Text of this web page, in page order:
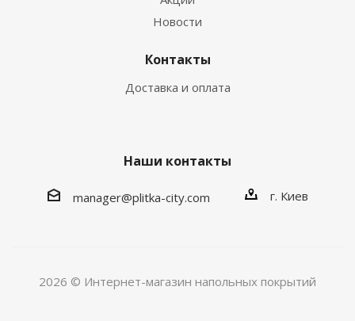
Новости
Контакты
Доставка и оплата
Наши контакты
manager@plitka-city.com г. Киев
2026 © Интернет-магазин напольных покрытий